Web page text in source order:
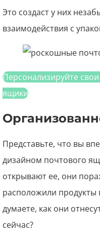
Это создаст у них
взаимодействия с
Персонализируйте
ящики
Представьте, что вы
дизайном почтового
открывают ее, они
расположили продукты
думаете, как они
сейчас?